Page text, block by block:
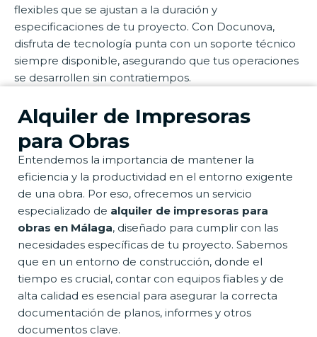
flexibles que se ajustan a la duración y
especificaciones de tu proyecto. Con Docunova,
disfruta de tecnología punta con un soporte técnico
siempre disponible, asegurando que tus operaciones
se desarrollen sin contratiempos.
Alquiler de Impresoras
para Obras
Entendemos la importancia de mantener la
eficiencia y la productividad en el entorno exigente
de una obra. Por eso, ofrecemos un servicio
especializado de alquiler de impresoras para
obras en Málaga, diseñado para cumplir con las
necesidades específicas de tu proyecto. Sabemos
que en un entorno de construcción, donde el
tiempo es crucial, contar con equipos fiables y de
alta calidad es esencial para asegurar la correcta
documentación de planos, informes y otros
documentos clave.